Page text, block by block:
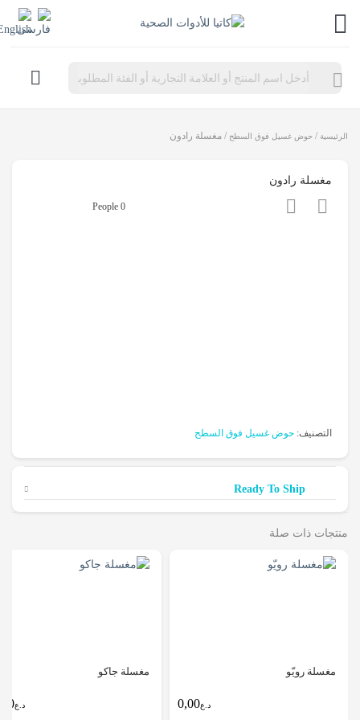
search
الرئيسية/حوض غسيل فوق السطح/ مغسلة رادون
مغسلة رادون
0 People
التصنيف: حوض غسيل فوق السطح
Ready To Ship
منتجات ذات صلة
مغسلة رويّو
د.ع0,00
مغسلة جاكو
د.ع